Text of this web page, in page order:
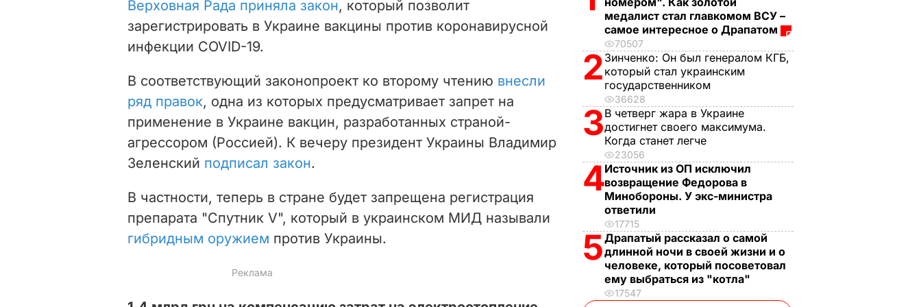
i
e
o
Верховная Рада приняла закон, который позволит
зарегистрировать в Украине вакцины против коронавирусной
инфекции COVID-19.
В соответствующий законопроект ко второму чтению внесли
ряд правок, одна из которых предусматривает запрет на
применение в Украине вакцин, разработанных страной-
агрессором (Россией). К вечеру президент Украины Владимир
Зеленский подписал закон.
В частности, теперь в стране будет запрещена регистрация
препарата "Спутник V", который в украинском МИД называли
гибридным оружием против Украины.
медалист стал главкомом ВСУ –
самое интересное о Драпатом
70507
2 Зинченко: Он был генералом КГБ,
который стал украинским
государственником
36628
3В четверг жара в Украине
достигнет своего максимума.
Когда станет легче
23056
4Источник из ОП исключил
возвращение Федорова в
Минобороны. У экс-министра
ответили
17715
5Драпатый рассказал о самой
длинной ночи в своей жизни и о
человеке, который посоветовал
ему выбраться из "котла"
17547